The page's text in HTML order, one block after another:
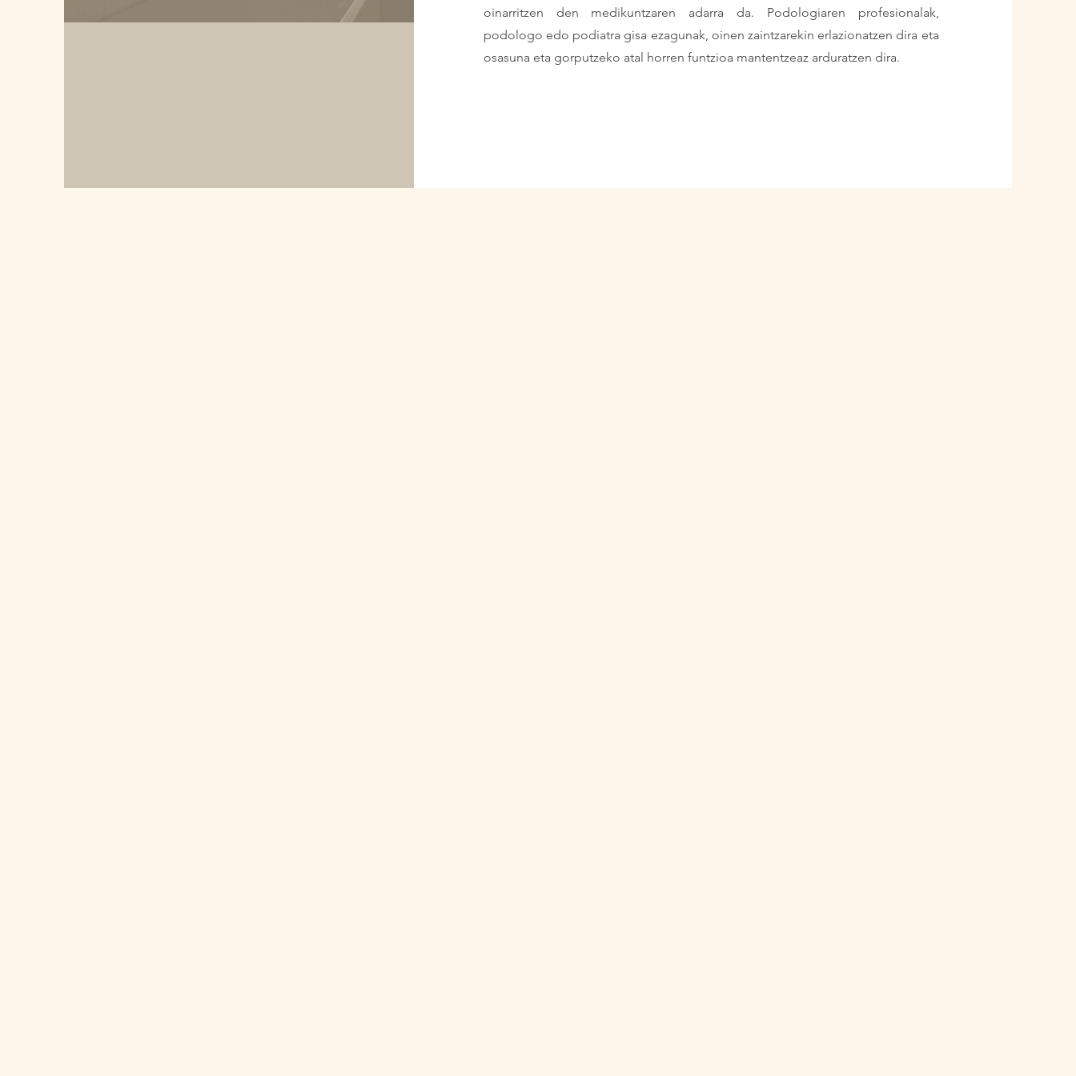
oinarritzen den medikuntzaren adarra da. Podologiaren profesionalak,
podologo edo podiatra gisa ezagunak, oinen zaintzarekin erlazionatzen dira eta
osasuna eta gorputzeko atal horren funtzioa mantentzeaz arduratzen dira.